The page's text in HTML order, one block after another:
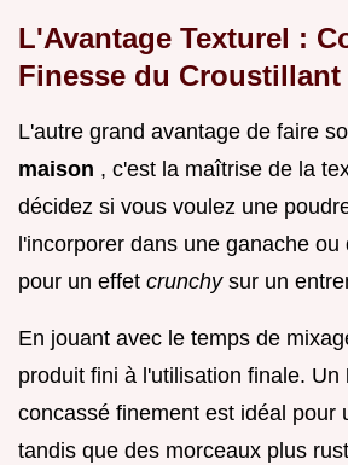
L'Avantage Texturel :
Finesse du Croustillant
L'autre grand avantage de faire
maison , c'est la maîtrise de la
décidez si vous voulez une
l'incorporer dans une ganache
pour un effet crunchy sur un
En jouant avec le temps de
produit fini à l'utilisation finale. Un
concassé finement est idéal pour
tandis que des morceaux plus